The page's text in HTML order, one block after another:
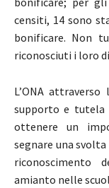
censiti, 14 sono
bonificare. Non
riconosciuti i loro
L’ONA
supporto e tutela
ottenere un
segnare una
riconoscimento
amianto nelle